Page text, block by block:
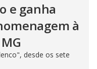
e ganha
à
desde os sete